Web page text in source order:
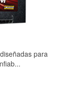
para
...